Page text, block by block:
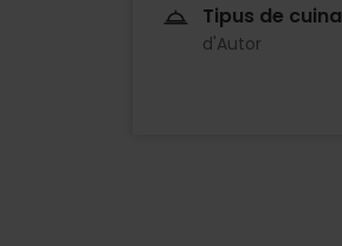
Tipus de cuina
d'Autor